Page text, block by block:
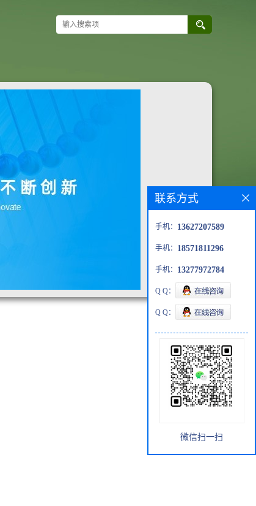
联系方式
手机： 13627207589
手机： 18571811296
手机： 13277972784
Q Q：
Q Q：
微信扫一扫